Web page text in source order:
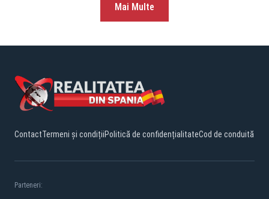
Mai Multe
ContactTermeni și condițiiPolitică de confidențialitateCod de conduită
Parteneri: